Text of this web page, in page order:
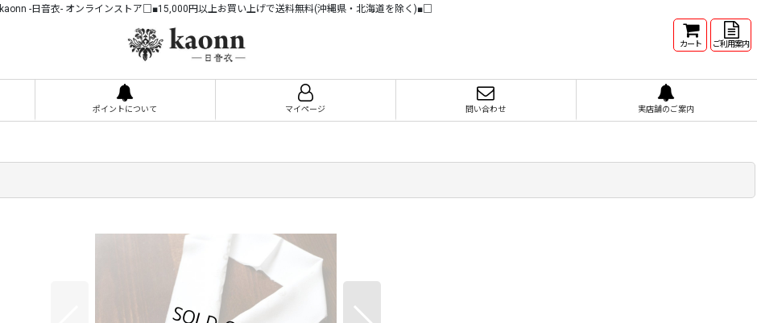
kaonn -日音衣- オンラインストア□■15,000円以上お買い上げで送料無料(沖縄県・北海道を除く)■□
カート ご利用案内
ポイントについて マイページ 問い合わせ 実店舗のご案内